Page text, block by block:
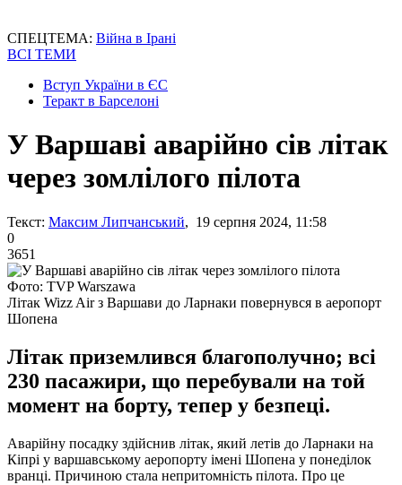
СПЕЦТЕМА: Війна в Ірані
ВСІ ТЕМИ
Вступ України в ЄС
Теракт в Барселоні
У Варшаві аварійно сів літак
через зомлілого пілота
Текст: Максим Липчанський, 19 серпня 2024, 11:58
0
3651
Фото: TVP Warszawa
Літак Wizz Air з Варшави до Ларнаки повернувся в аеропорт
Шопена
Літак приземлився благополучно; всі
230 пасажири, що перебували на той
момент на борту, тепер у безпеці.
Аварійну посадку здійснив літак, який летів до Ларнаки на
Кіпрі у варшавському аеропорту імені Шопена у понеділок
вранці. Причиною стала непритомність пілота. Про це